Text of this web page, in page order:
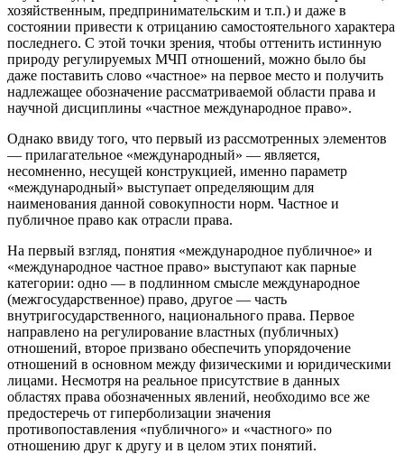
хозяйственным, предпринимательским и т.п.) и даже в
состоянии привести к отрицанию самостоятельного характера
последнего. С этой точки зрения, чтобы оттенить истинную
природу регулируемых МЧП отношений, можно было бы
даже поставить слово «частное» на первое место и получить
надлежащее обозначение рассматриваемой области права и
научной дисциплины «частное международное право».
Однако ввиду того, что первый из рассмотренных элементов
— прилагательное «международный» — является,
несомненно, несущей конструкцией, именно параметр
«международный» выступает определяющим для
наименования данной совокупности норм. Частное и
публичное право как отрасли права.
На первый взгляд, понятия «международное публичное» и
«международное частное право» выступают как парные
категории: одно — в подлинном смысле международное
(межгосударственное) право, другое — часть
внутригосударственного, национального права. Первое
направлено на регулирование властных (публичных)
отношений, второе призвано обеспечить упорядочение
отношений в основном между физическими и юридическими
лицами. Несмотря на реальное присутствие в данных
областях права обозначенных явлений, необходимо все же
предостеречь от гиперболизации значения
противопоставления «публичного» и «частного» по
отношению друг к другу и в целом этих понятий.